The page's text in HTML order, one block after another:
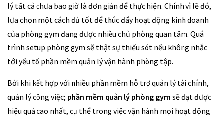
lý tất cả chưa bao giờ là đơn giản để thực hiện. Chính vì lẽ đó,
lựa chọn một cách đủ tốt để thúc đẩy hoạt động kinh doanh
của phòng gym đang được nhiều chủ phòng quan tâm. Quá
trình setup phòng gym sẽ thật sự thiếu sót nếu không nhắc
tới yếu tố phần mềm quản lý vận hành phòng tập.
Bởi khi kết hợp với nhiều phần mềm hỗ trợ quản lý tài chính,
quản lý công việc; phần mềm quản lý phòng gym sẽ đạt được
hiệu quả cao nhất, cụ thể trong việc vận hành mọi hoạt động